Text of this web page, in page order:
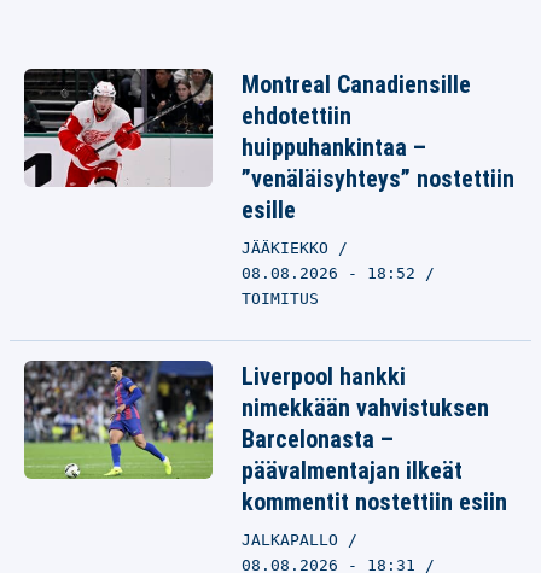
Montreal Canadiensille
ehdotettiin
huippuhankintaa –
”venäläisyhteys” nostettiin
esille
JÄÄKIEKKO
08.08.2026 - 18:52
TOIMITUS
Liverpool hankki
nimekkään vahvistuksen
Barcelonasta –
päävalmentajan ilkeät
kommentit nostettiin esiin
JALKAPALLO
08.08.2026 - 18:31